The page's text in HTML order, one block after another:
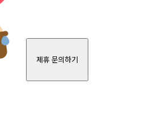
제휴 문의하기